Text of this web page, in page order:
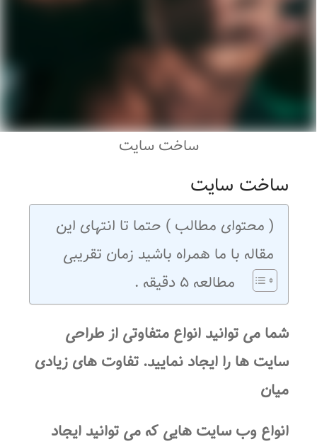
ساخت سایت
ساخت سایت
( محتوای مطالب ) حتما تا انتهای این
مقاله با ما همراه باشید زمان تقریبی
مطالعه ۵ دقیقه .
شما می توانید انواع متفاوتی ازطراحی
سایت ها را ایجاد نمایید. تفاوت های زیادی
میان
انواعوب سایت هایی که می توانید ایجاد